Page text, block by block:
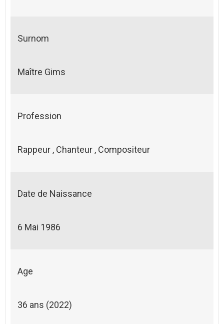
Surnom
Maître Gims
Profession
Rappeur , Chanteur , Compositeur
Date de Naissance
6 Mai 1986
Age
36 ans (2022)